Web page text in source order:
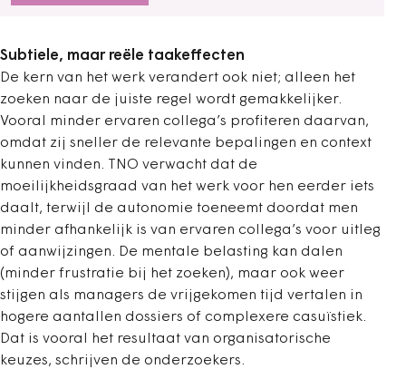
Subtiele, maar reële taakeffecten
De kern van het werk verandert ook niet; alleen het
zoeken naar de juiste regel wordt gemakkelijker.
Vooral minder ervaren collega’s profiteren daarvan,
omdat zij sneller de relevante bepalingen en context
kunnen vinden. TNO verwacht dat de
moeilijkheidsgraad van het werk voor hen eerder iets
daalt, terwijl de autonomie toeneemt doordat men
minder afhankelijk is van ervaren collega’s voor uitleg
of aanwijzingen. De mentale belasting kan dalen
(minder frustratie bij het zoeken), maar ook weer
stijgen als managers de vrijgekomen tijd vertalen in
hogere aantallen dossiers of complexere casuïstiek.
Dat is vooral het resultaat van organisatorische
keuzes, schrijven de onderzoekers.